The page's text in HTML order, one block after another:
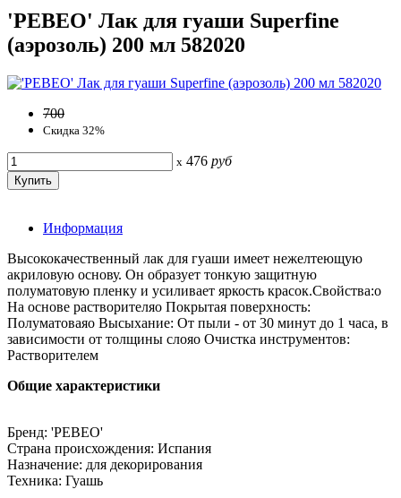
'PEBEO' Лак для гуаши Superfine
(аэрозоль) 200 мл 582020
700
Скидка 32%
x 476 руб
Информация
Высококачественный лак для гуаши имеет нежелтеющую
акриловую основу. Он образует тонкую защитную
полуматовую пленку и усиливает яркость красок.Свойства:o
На основе растворителяo Покрытая поверхность:
Полуматоваяo Высыхание: От пыли - от 30 минут до 1 часа, в
зависимости от толщины слояo Очистка инструментов:
Растворителем
Общие характеристики
Бренд: 'PEBEO'
Страна происхождения: Испания
Назначение: для декорирования
Техника: Гуашь